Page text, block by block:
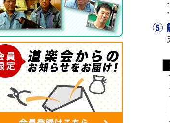
ツールバッグ
帆布シリーズ
現場用ゴミ箱
蛍光灯・モールバッグ
手袋